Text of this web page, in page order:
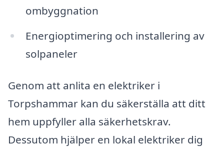
ombyggnation
Energioptimering och installering av
solpaneler
Genom att anlita en elektriker i
Torpshammar kan du säkerställa att ditt
hem uppfyller alla säkerhetskrav.
Dessutom hjälper en lokal elektriker dig